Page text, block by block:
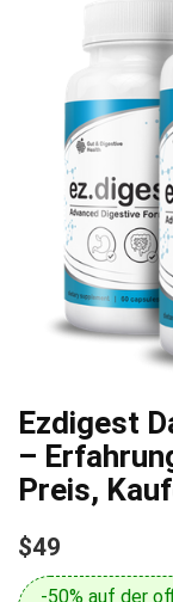
Ezdigest
–
Preis,
$49
-50% auf der